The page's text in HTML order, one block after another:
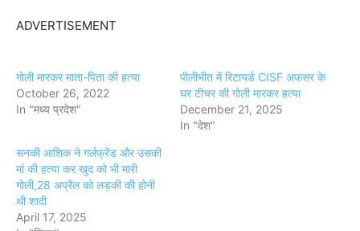
ADVERTISEMENT
गोली मारकर माता-पिता की हत्या
October 26, 2022
In "मध्य प्रदेश"
पीलीभीत में रिटायर्ड CISF अफसर के
घर टीचर की गोली मारकर हत्या
December 21, 2025
In "देश"
सनकी आशिक ने गर्लफ्रेंड और उसकी
मां की हत्या कर खुद को भी मारी
गोली,28 अप्रैल को लड़की की होनी
थी शादी
April 17, 2025